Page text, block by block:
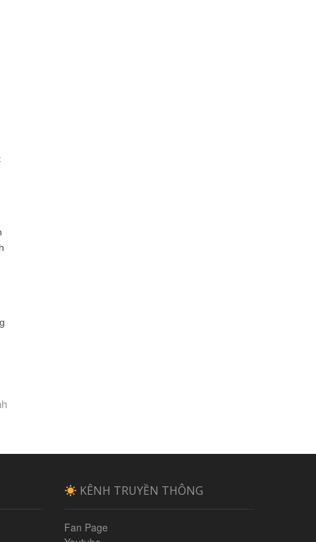
KÊNH TRUYỀN THÔNG
Fan Page